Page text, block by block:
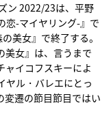
ン 2022/23は、平野
恋-マイヤリング-』で
美女』で終了する。
美女』は、言うまで
ャイコフスキーによ
ヤル・バレエにとっ
変遷の節目節目ではい